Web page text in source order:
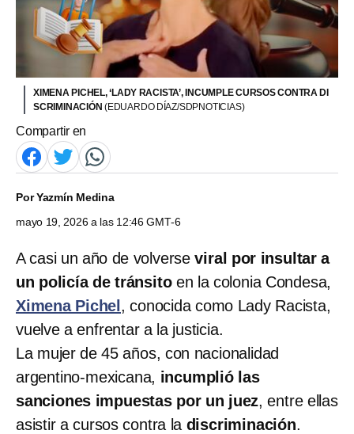
XIMENA PICHEL, ‘LADY RACISTA’, INCUMPLE CURSOS CONTRA DI
SCRIMINACIÓN(EDUARDO DÍAZ/SDPNOTICIAS)
Compartir en
PorYazmín Medina
mayo 19, 2026 a las 12:46 GMT-6
A casi un año de volverseviral por insultar a
un policía de tránsitoen la colonia Condesa,
Ximena Pichel , conocida como Lady Racista,
vuelve a enfrentar a la justicia.
La mujer de 45 años, con nacionalidad
argentino-mexicana, incumplió las
sanciones impuestas por un juez, entre ellas
asistir a cursos contra la discriminación.